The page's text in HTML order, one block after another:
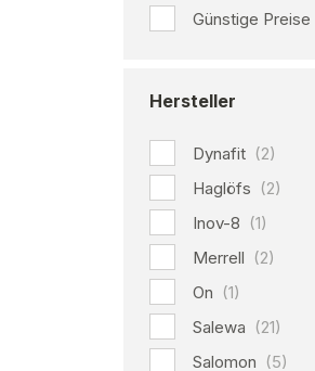
Günstige Preise
Hersteller
Dynafit (2)
Haglöfs (2)
Inov-8 (1)
Merrell (2)
On (1)
Salewa (21)
Salomon (5)